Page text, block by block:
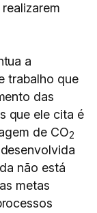
a
trabalho que
das
que ele cita é
de CO2
não está
metas